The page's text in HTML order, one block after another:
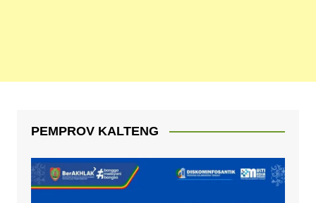
PEMPROV KALTENG